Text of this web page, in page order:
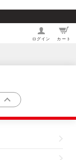
ログイン カート